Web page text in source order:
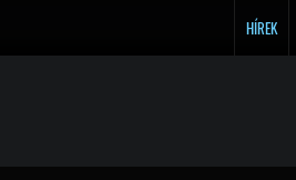
HÍREK